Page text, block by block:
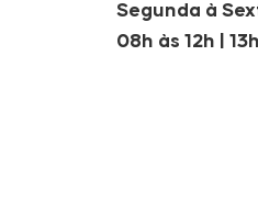
Segunda à
08h às 12h |